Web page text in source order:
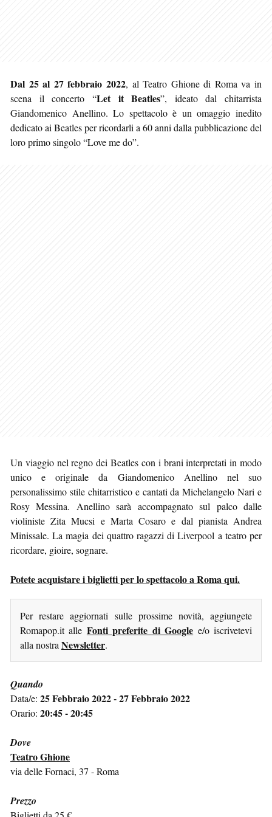
Dal 25 al 27 febbraio 2022, al Teatro Ghione di Roma va in
scena il concerto “Let it Beatles”, ideato dal chitarrista
Giandomenico Anellino. Lo spettacolo è un omaggio inedito
dedicato ai Beatles per ricordarli a 60 anni dalla pubblicazione del
loro primo singolo “Love me do”.
Un viaggio nel regno dei Beatles con i brani interpretati in modo
unico e originale da Giandomenico Anellino nel suo
personalissimo stile chitarristico e cantati da Michelangelo Nari e
Rosy Messina. Anellino sarà accompagnato sul palco dalle
violiniste Zita Mucsi e Marta Cosaro e dal pianista Andrea
Minissale. La magia dei quattro ragazzi di Liverpool a teatro per
ricordare, gioire, sognare.
Potete acquistare i biglietti per lo spettacolo a Roma qui.
Per restare aggiornati sulle prossime novità, aggiungete
Romapop.it alle Fonti preferite di Google e/o iscrivetevi
alla nostra Newsletter.
Quando
Data/e: 25 Febbraio 2022 - 27 Febbraio 2022
Orario: 20:45 - 20:45
Dove
Teatro Ghione
via delle Fornaci, 37 - Roma
Prezzo